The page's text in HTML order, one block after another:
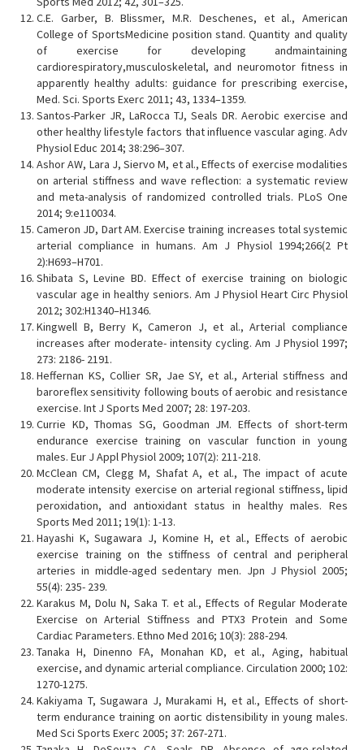
C.E. Garber, B. Blissmer, M.R. Deschenes, et al., American
College of SportsMedicine position stand. Quantity and quality
of exercise for developing andmaintaining
cardiorespiratory,musculoskeletal, and neuromotor fitness in
apparently healthy adults: guidance for prescribing exercise,
Med. Sci. Sports Exerc 2011; 43, 1334–1359.
Santos-Parker JR, LaRocca TJ, Seals DR. Aerobic exercise and
other healthy lifestyle factors that influence vascular aging. Adv
Physiol Educ 2014; 38:296–307.
Ashor AW, Lara J, Siervo M, et al., Effects of exercise modalities
on arterial stiffness and wave reflection: a systematic review
and meta-analysis of randomized controlled trials. PLoS One
2014; 9:e110034.
Cameron JD, Dart AM. Exercise training increases total systemic
arterial compliance in humans. Am J Physiol 1994;266(2 Pt
2):H693–H701.
Shibata S, Levine BD. Effect of exercise training on biologic
vascular age in healthy seniors. Am J Physiol Heart Circ Physiol
2012; 302:H1340–H1346.
Kingwell B, Berry K, Cameron J, et al., Arterial compliance
increases after moderate- intensity cycling. Am J Physiol 1997;
273: 2186- 2191.
Heffernan KS, Collier SR, Jae SY, et al., Arterial stiffness and
baroreflex sensitivity following bouts of aerobic and resistance
exercise. Int J Sports Med 2007; 28: 197-203.
Currie KD, Thomas SG, Goodman JM. Effects of short-term
endurance exercise training on vascular function in young
males. Eur J Appl Physiol 2009; 107(2): 211-218.
McClean CM, Clegg M, Shafat A, et al., The impact of acute
moderate intensity exercise on arterial regional stiffness, lipid
peroxidation, and antioxidant status in healthy males. Res
Sports Med 2011; 19(1): 1-13.
Hayashi K, Sugawara J, Komine H, et al., Effects of aerobic
exercise training on the stiffness of central and peripheral
arteries in middle-aged sedentary men. Jpn J Physiol 2005;
55(4): 235- 239.
Karakus M, Dolu N, Saka T. et al., Effects of Regular Moderate
Exercise on Arterial Stiffness and PTX3 Protein and Some
Cardiac Parameters. Ethno Med 2016; 10(3): 288-294.
Tanaka H, Dinenno FA, Monahan KD, et al., Aging, habitual
exercise, and dynamic arterial compliance. Circulation 2000; 102:
1270-1275.
Kakiyama T, Sugawara J, Murakami H, et al., Effects of short-
term endurance training on aortic distensibility in young males.
Med Sci Sports Exerc 2005; 37: 267-271.